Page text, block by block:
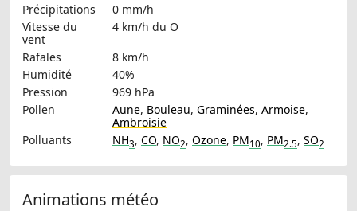
Précipitations
0 mm/h
Vitesse du
vent
4 km/h du O
Rafales
8 km/h
Humidité
40%
Pression
969 hPa
Pollen
Aune, Bouleau, Graminées, Armoise,
Ambroisie
Polluants
NH3, CO, NO2, Ozone, PM10, PM2.5, SO2
Animations météo